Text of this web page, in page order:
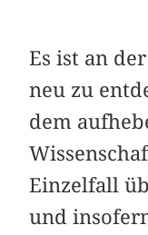
Es ist an
neu zu
dem
Einzelfall
und